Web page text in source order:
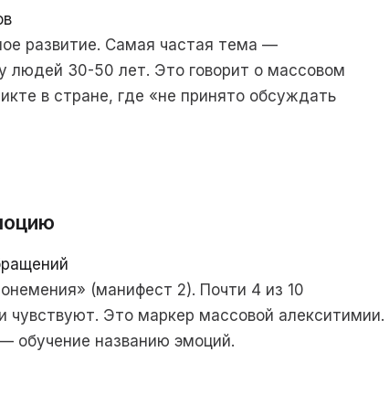
развитие. Самая частая тема —
людей 30-50 лет. Это говорит о массовом
в стране, где «не принято обсуждать
(манифест 2). Почти 4 из 10
чувствуют. Это маркер массовой алекситимии.
обучение названию эмоций.